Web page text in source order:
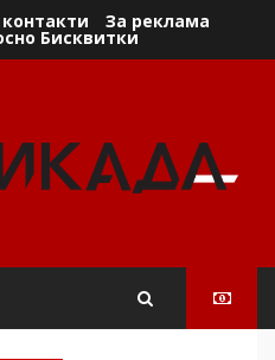
За реклама
Бисквитки